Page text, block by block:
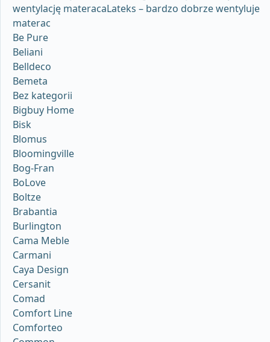
wentylację materacaLateks – bardzo dobrze wentyluje
materac
Be Pure
Beliani
Belldeco
Bemeta
Bez kategorii
Bigbuy Home
Bisk
Blomus
Bloomingville
Bog-Fran
BoLove
Boltze
Brabantia
Burlington
Cama Meble
Carmani
Caya Design
Cersanit
Comad
Comfort Line
Comforteo